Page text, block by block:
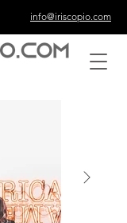
info@iriscopio.com